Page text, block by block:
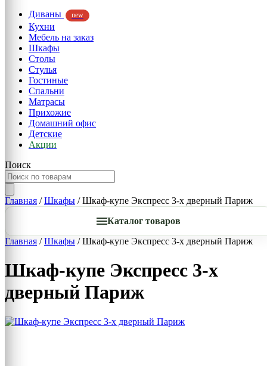
Диваны
new
Кухни
Мебель на заказ
Шкафы
Столы
Стулья
Гостиные
Спальни
Матрасы
Прихожие
Домашний офис
Детские
Акции
Поиск
Главная /Шкафы / Шкаф-купе Экспресс 3-х дверный Париж
Каталог товаров
Главная /Шкафы / Шкаф-купе Экспресс 3-х дверный Париж
Шкаф-купе Экспресс 3-х
дверный Париж